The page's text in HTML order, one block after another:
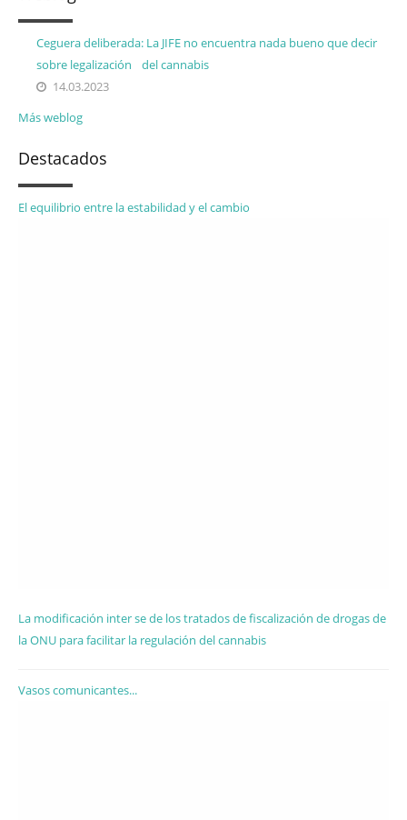
Ceguera deliberada: La JIFE no encuentra nada bueno que decir
sobre legalización del cannabis
14.03.2023
Más weblog
Destacados
El equilibrio entre la estabilidad y el cambio
La modificación inter se de los tratados de fiscalización de drogas de
la ONU para facilitar la regulación del cannabis
Vasos comunicantes...